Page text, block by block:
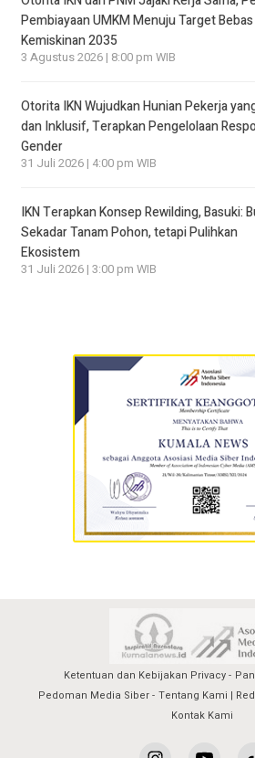
Pembiayaan UMKM Menuju Target Bebas
Kemiskinan 2035
3 Agustus 2026 | 8:00 pm WIB
Otorita IKN Wujudkan Hunian Pekerja
dan Inklusif, Terapkan Pengelolaan
Gender
31 Juli 2026 | 4:00 pm WIB
IKN Terapkan Konsep Rewilding, Basuki:
Sekadar Tanam Pohon, tetapi Pulihkan
Ekosistem
31 Juli 2026 | 3:00 pm WIB
Ketentuan dan Kebijakan Privacy
Pedoman Media Siber
Tentang Kami |
Kontak Kami